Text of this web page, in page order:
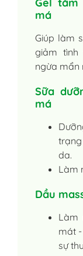
má
Giúp làm
giảm
ngừa mẩn
Sữa
má
da.
Làm
Dầu
Làm
mát
sự